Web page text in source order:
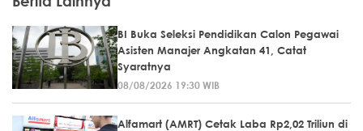
BI Buka Seleksi Pendidikan Calon Pegawai
Asisten Manajer Angkatan 41, Catat
Syaratnya
08/08/2026 19:30 WIB
Alfamart (AMRT) Cetak Laba Rp2,02 Triliun di